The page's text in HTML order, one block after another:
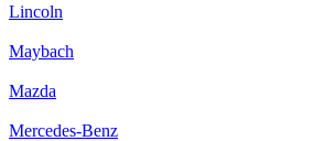
Lincoln
Maybach
Mazda
Mercedes-Benz